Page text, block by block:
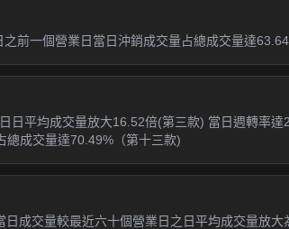
前一個營業日當日沖銷成交量占總成交量達
平均成交量放大16.52倍(第三款) 當日週轉率
總成交量達70.49%（第十三款)
成交量較最近六十個營業日之日平均成交量放大